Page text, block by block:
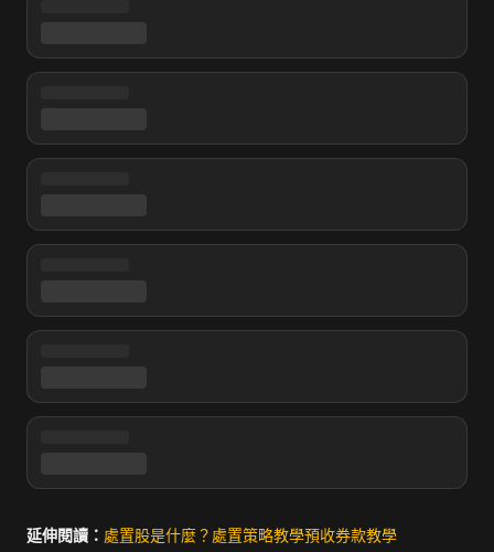
延伸閱讀： 處置股是什麼？ 處置策略教學預收券款教學